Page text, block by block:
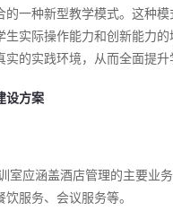
的一种新型教学模式。这种
生实际操作能力和创新能力
的实践环境，从而全面提升
设方案
室应涵盖酒店管理的主要业
服务、会议服务等。